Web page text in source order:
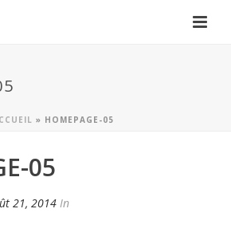
» HOMEPAGE-05
05
21, 2014 In